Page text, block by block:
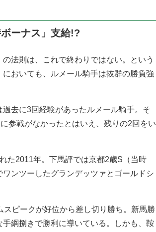
ーナス」支給!?
法則は、これで終わりではない。という
おいても、ルメール騎手は抜群の勝負強
去に3回経験があったルメール騎手。そ
参戦がなかったとはいえ、残りの2回をい
た2011年。下馬評では京都2歳S（当時
ンツーしたグランデッツァとゴールドシ
ピークが好位から差し切り勝ち。新馬勝
綱捌きで勝利に導いている。しかも、鞍